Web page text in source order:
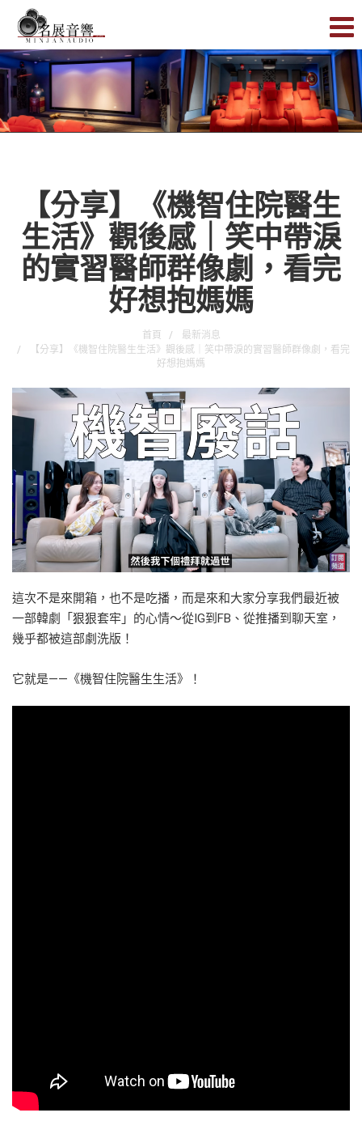
【分享】《機智住院醫生
生活》觀後感｜笑中帶淚
的實習醫師群像劇，看完
好想抱媽媽
首頁
最新消息
【分享】《機智住院醫生生活》觀後感｜笑中帶淚的實習醫師群像劇，看完
好想抱媽媽
這次不是來開箱，也不是吃播，而是來和大家分享我們最近被
一部韓劇「狠狠套牢」的心情～從IG到FB、從推播到聊天室，
幾乎都被這部劇洗版！
它就是——《機智住院醫生生活》！